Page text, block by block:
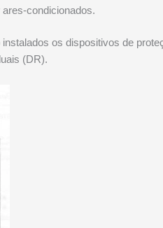
condicionados.
os dispositivos de
(DR).